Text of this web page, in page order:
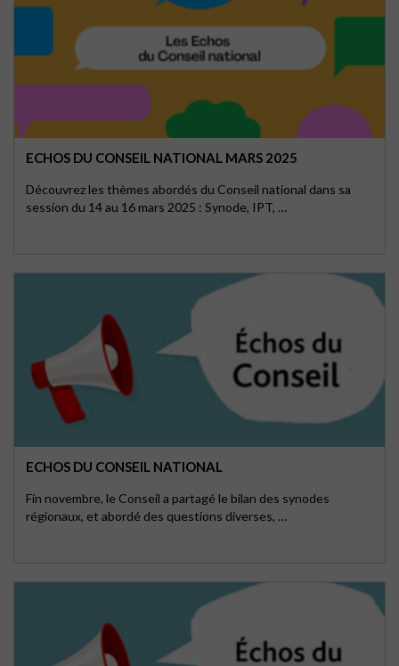
ECHOS DU CONSEIL NATIONAL MARS 2025
Découvrez les thèmes abordés du Conseil national dans sa
session du 14 au 16 mars 2025 : Synode, IPT, …
ECHOS DU CONSEIL NATIONAL
Fin novembre, le Conseil a partagé le bilan des synodes
régionaux, et abordé des questions diverses, …